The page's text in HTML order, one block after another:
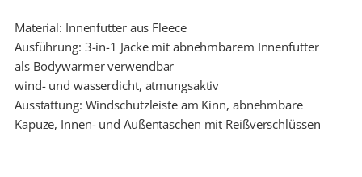
Material: Innenfutter aus Fleece
Ausführung: 3-in-1 Jacke mit abnehmbarem Innenfutter
als Bodywarmer verwendbar
wind- und wasserdicht, atmungsaktiv
Ausstattung: Windschutzleiste am Kinn, abnehmbare
Kapuze, Innen- und Außentaschen mit Reißverschlüssen